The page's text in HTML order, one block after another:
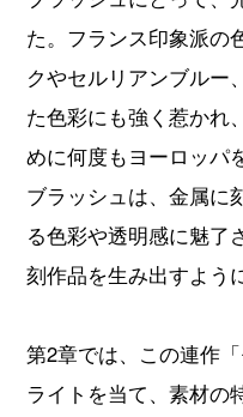
た。フランス印象派の
クやセルリアンブルー
た色彩にも強く惹かれ
めに何度もヨーロッパ
ブラッシュは、金属に
る色彩や透明感に魅了
刻作品を生み出すよう
第2章では、この連作
ライトを当て、素材の